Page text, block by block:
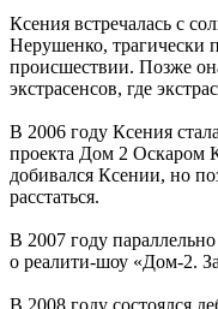
Ксения встречалась с
Нерушенко,
происшествии. Позже
экстрасенсов, где
В 2006 году Ксения
проекта Дом 2 Оскаром
добивался Ксении, но
расстаться.
В 2007 году
о реалити-шоу «Дом-2.